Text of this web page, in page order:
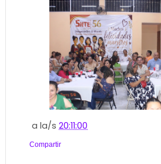
a la/s20:11:00
Compartir